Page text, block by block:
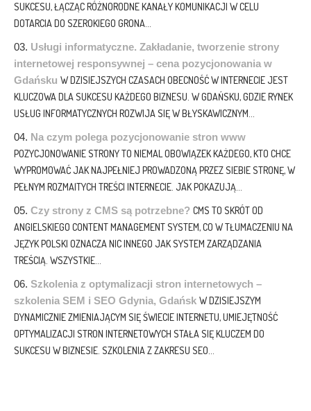
SUKCESU, ŁĄCZĄC RÓŻNORODNE KANAŁY KOMUNIKACJI W CELU
DOTARCIA DO SZEROKIEGO GRONA...
Usługi informatyczne. Zakładanie, tworzenie strony
internetowej responsywnej – cena pozycjonowania w
Gdańsku W DZISIEJSZYCH CZASACH OBECNOŚĆ W INTERNECIE JEST
KLUCZOWA DLA SUKCESU KAŻDEGO BIZNESU. W GDAŃSKU, GDZIE RYNEK
USŁUG INFORMATYCZNYCH ROZWIJA SIĘ W BŁYSKAWICZNYM...
Na czym polega pozycjonowanie stron www
POZYCJONOWANIE STRONY TO NIEMAL OBOWIĄZEK KAŻDEGO, KTO CHCE
WYPROMOWAĆ JAK NAJPEŁNIEJ PROWADZONĄ PRZEZ SIEBIE STRONĘ, W
PEŁNYM ROZMAITYCH TREŚCI INTERNECIE. JAK POKAZUJĄ...
Czy strony z CMS są potrzebne? CMS TO SKRÓT OD
ANGIELSKIEGO CONTENT MANAGEMENT SYSTEM, CO W TŁUMACZENIU NA
JĘZYK POLSKI OZNACZA NIC INNEGO JAK SYSTEM ZARZĄDZANIA
TREŚCIĄ. WSZYSTKIE...
Szkolenia z optymalizacji stron internetowych –
szkolenia SEM i SEO Gdynia, Gdańsk W DZISIEJSZYM
DYNAMICZNIE ZMIENIAJĄCYM SIĘ ŚWIECIE INTERNETU, UMIEJĘTNOŚĆ
OPTYMALIZACJI STRON INTERNETOWYCH STAŁA SIĘ KLUCZEM DO
SUKCESU W BIZNESIE. SZKOLENIA Z ZAKRESU SEO...